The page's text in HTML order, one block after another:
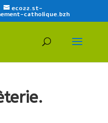
eco22.st-
catholique.bzh